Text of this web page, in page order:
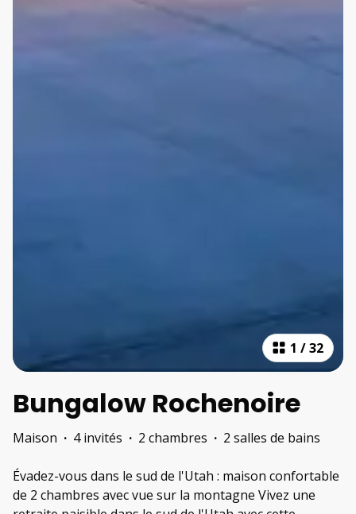
1 /32
Bungalow Rochenoire
Maison · 4 invités · 2 chambres · 2 salles de bains
Évadez-vous dans le sud de l'Utah : maison confortable
de 2 chambres avec vue sur la montagne Vivez une